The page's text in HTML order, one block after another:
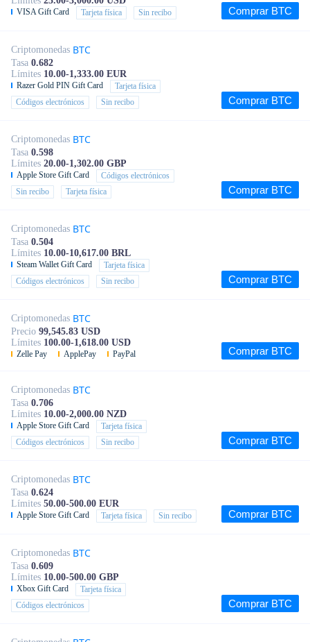
VISA Gift Card Tarjeta física Sin recibo Comprar BTC
Criptomonedas BTC
Tasa 0.682
Límites 10.00-1,333.00 EUR
Razer Gold PIN Gift Card
Tarjeta física
Códigos electrónicos
Sin recibo Comprar BTC
Criptomonedas BTC
Tasa 0.598
Límites 20.00-1,302.00 GBP
Apple Store Gift Card
Códigos electrónicos
Sin recibo
Tarjeta física Comprar BTC
Criptomonedas BTC
Tasa 0.504
Límites 10.00-10,617.00 BRL
Steam Wallet Gift Card
Tarjeta física
Códigos electrónicos
Sin recibo Comprar BTC
Criptomonedas BTC
Precio 99,545.83 USD
Límites 100.00-1,618.00 USD
Zelle Pay ApplePay PayPal Comprar BTC
Criptomonedas BTC
Tasa 0.706
Límites 10.00-2,000.00 NZD
Apple Store Gift Card
Tarjeta física
Códigos electrónicos
Sin recibo Comprar BTC
Criptomonedas BTC
Tasa 0.624
Límites 50.00-500.00 EUR
Apple Store Gift Card Tarjeta física Sin recibo Comprar BTC
Criptomonedas BTC
Tasa 0.609
Límites 10.00-500.00 GBP
Xbox Gift Card
Tarjeta física
Códigos electrónicos
Comprar BTC